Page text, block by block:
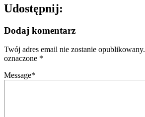
Udostępnij:
Dodaj komentarz
Twój adres email nie zostanie opublikowany.
oznaczone *
Message*